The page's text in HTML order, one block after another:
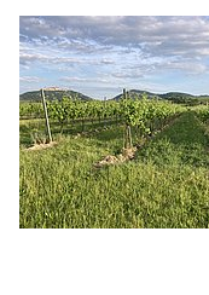
Increase in Regional